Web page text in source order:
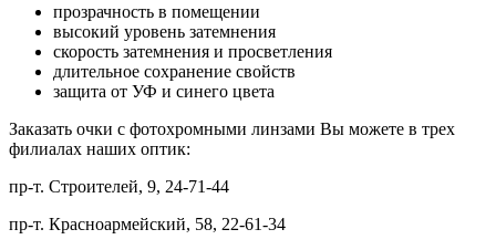
прозрачность в помещении
высокий уровень затемнения
скорость затемнения и просветления
длительное сохранение свойств
защита от УФ и синего цвета
Заказать очки с фотохромными линзами Вы можете в трех
филиалах наших оптик:
пр-т. Строителей, 9, 24-71-44
пр-т. Красноармейский, 58, 22-61-34